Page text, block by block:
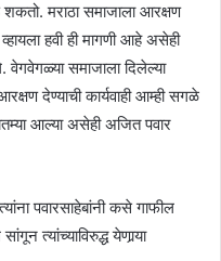
मराठा समाजाला आरक्षण
हवी ही मागणी आहे असेही
वेगवेगळ्या समाजाला दिलेल्या
देण्याची कार्यवाही आम्ही सगळे
आल्या असेही अजित पवार
पवारसाहेबांनी कसे गाफील
त्यांच्याविरुद्ध येणार्‍या